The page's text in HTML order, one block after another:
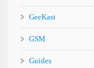
GeeKast
GSM
Guides